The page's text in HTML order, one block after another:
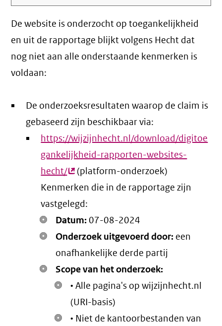
De website is onderzocht op toegankelijkheid
en uit de rapportage blijkt volgens Hecht dat
nog niet aan alle onderstaande kenmerken is
voldaan:
De onderzoeksresultaten waarop de claim is
gebaseerd zijn beschikbaar via:
https://wijzijnhecht.nl/download/digitoe
gankelijkheid-rapporten-websites-
hecht/(externe
link)
(platform-onderzoek)
Kenmerken die in de rapportage zijn
vastgelegd:
Datum: 07-08-2024
Onderzoek uitgevoerd door: een
onafhankelijke derde partij
Scope van het onderzoek:
• Alle pagina's op wijzijnhecht.nl
(URI-basis)
• Niet de kantoorbestanden van